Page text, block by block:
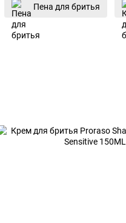
Пена для бритья